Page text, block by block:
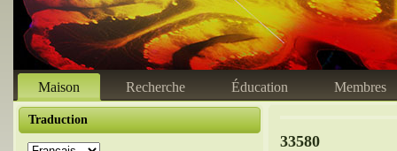
Maison Recherche Éducation Membres
Traduction
33580